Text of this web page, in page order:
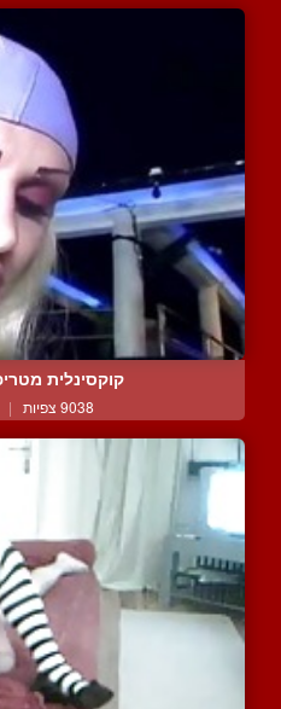
קוקסינלית
9038 צפיות |